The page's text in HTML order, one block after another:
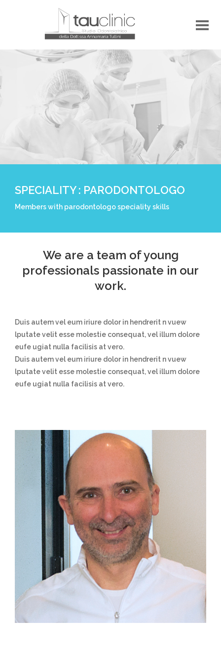
SPECIALITY : PARODONTOLOGO
Members with parodontologo speciality skills
We are a team of young
professionals passionate in our
work.
Duis autem vel eum iriure dolor in hendrerit n vuew
lputate velit esse molestie consequat, vel illum dolore
eufe ugiat nulla facilisis at vero.
Duis autem vel eum iriure dolor in hendrerit n vuew
lputate velit esse molestie consequat, vel illum dolore
eufe ugiat nulla facilisis at vero.